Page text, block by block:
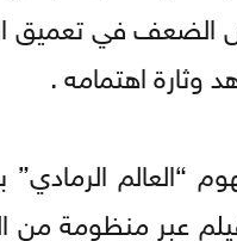
الضعف في تعميق
وثارة اهتمامه .
“العالم
عبر منظومة من